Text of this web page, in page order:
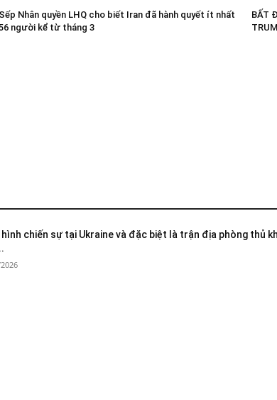
Sếp Nhân quyền LHQ cho biết Iran đã hành quyết ít nhất
người kể từ tháng 3
BẤT
chiến sự tại Ukraine và đặc biệt là trận địa phòng thủ